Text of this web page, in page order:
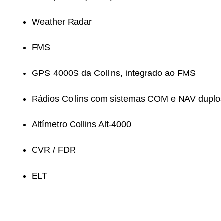
Weather Radar
FMS
GPS-4000S da Collins, integrado ao FMS
Rádios Collins com sistemas COM e NAV
Altímetro Collins Alt-4000
CVR / FDR
ELT